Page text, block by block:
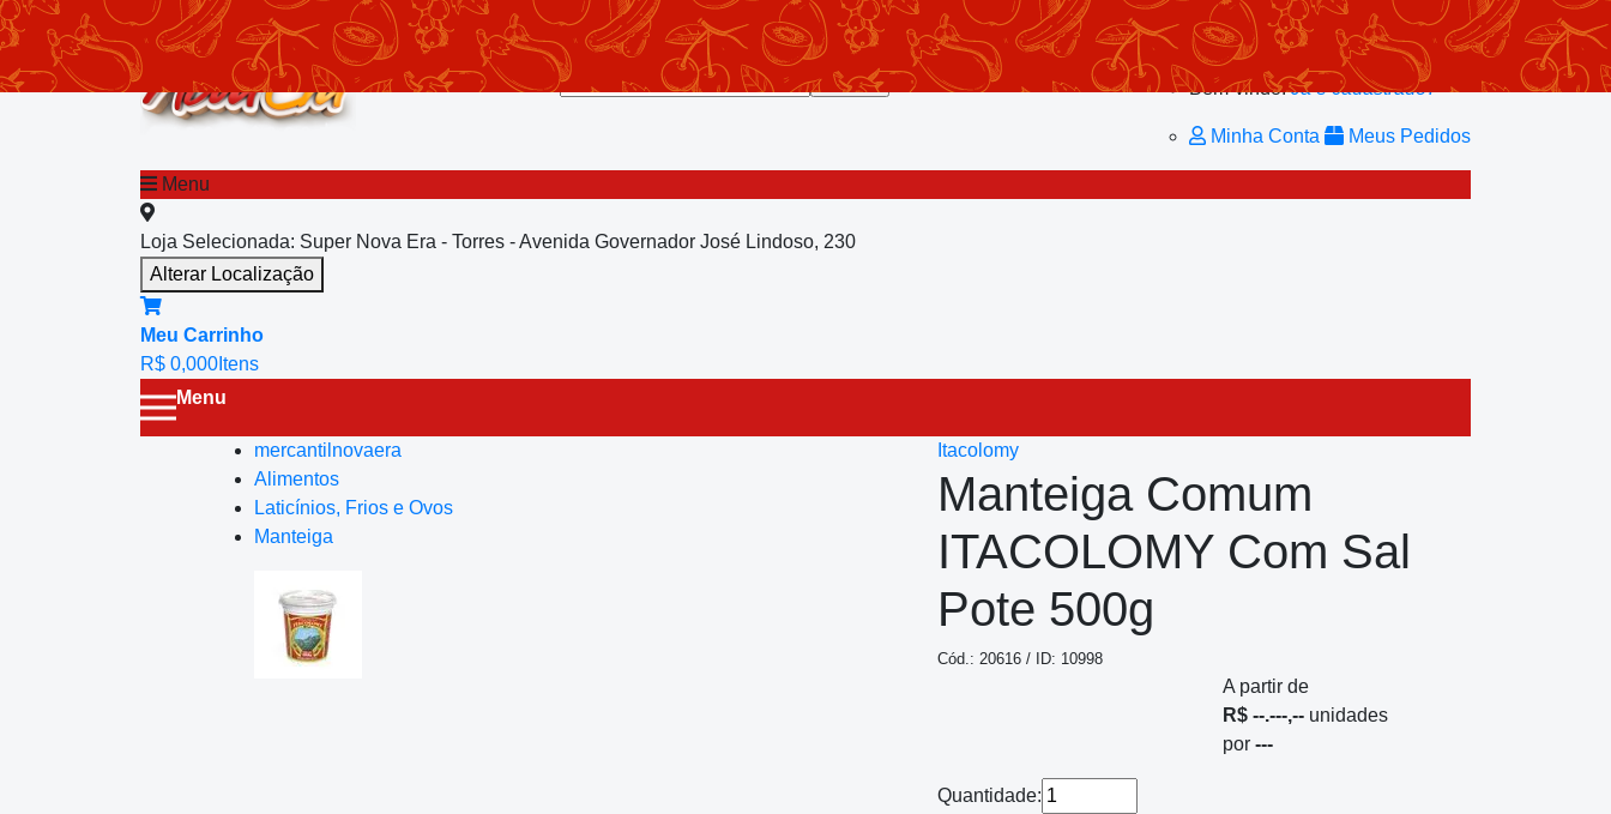
Repetir Pedido
Minha Conta
Bem-vindo!Já é cadastrado?
Minha Conta Meus Pedidos
Menu
Loja Selecionada: Super Nova Era - Torres - Avenida Governador José Lindoso, 230
Alterar Localização
Meu Carrinho
R$ 0,000 Itens
Menu
mercantilnovaera
Alimentos
Laticínios, Frios e Ovos
Manteiga
Itacolomy
Manteiga Comum
ITACOLOMY Com Sal
Pote 500g
Cód.: 20616 / ID: 10998
A partir de
R$ --.---,--unidades
por ---
Quantidade: